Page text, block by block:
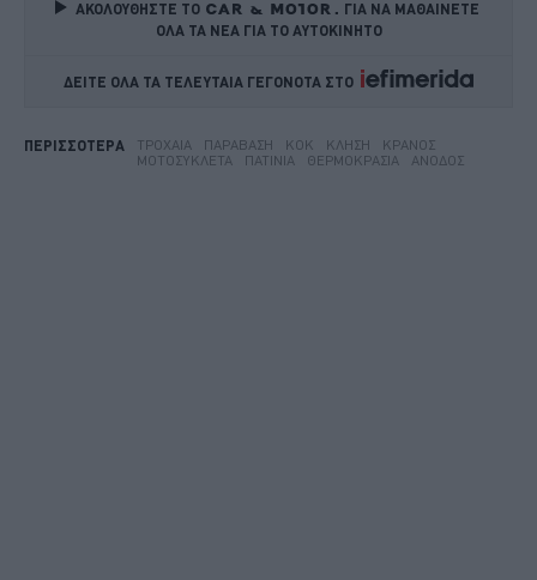
ΑΚΟΛΟΥΘΗΣΤΕ ΤΟ
ΓΙΑ ΝΑ ΜΑΘΑΙΝΕΤΕ
ΟΛΑ ΤΑ ΝΕΑ ΓΙΑ ΤΟ ΑΥΤΟΚΙΝΗΤΟ
ΔΕΙΤΕ ΟΛΑ ΤΑ ΤΕΛΕΥΤΑΙΑ ΓΕΓΟΝΟΤΑ ΣΤΟ
ΠΕΡΙΣΣΟΤΕΡΑ ΤΡΟΧΑΊΑ ΠΑΡΆΒΑΣΗ ΚΟΚ ΚΛΉΣΗ
ΚΡΆΝΟΣ
ΜΟΤΟΣΥΚΛΈΤΑ
ΠΑΤΊΝΙΑ ΘΕΡΜΟΚΡΑΣΊΑ ΆΝΟΔΟΣ